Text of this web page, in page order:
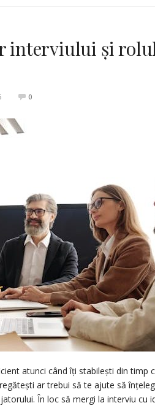
interviului și
0
atunci când îți stabilești din timp
ar trebui să te ajute să
În loc să mergi la interviu cu